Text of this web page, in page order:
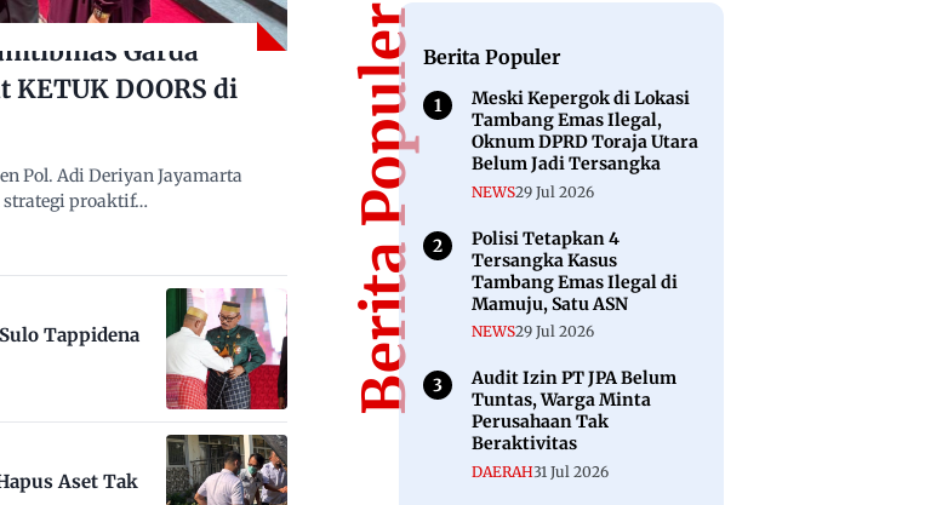
Garda
DOORS di
Pol. Adi Deriyan Jayamarta
strategi proaktif…
Tappidena
Aset Tak
Berita PopulerBerita Populer
Meski Kepergok di Lokasi
Tambang Emas Ilegal,
Oknum DPRD Toraja Utara
Belum Jadi Tersangka
NEWS29 Jul 2026
Polisi Tetapkan 4
Tersangka Kasus
Tambang Emas Ilegal di
Mamuju, Satu ASN
NEWS29 Jul 2026
Audit Izin PT JPA Belum
Tuntas, Warga Minta
Perusahaan Tak
Beraktivitas
DAERAH31 Jul 2026